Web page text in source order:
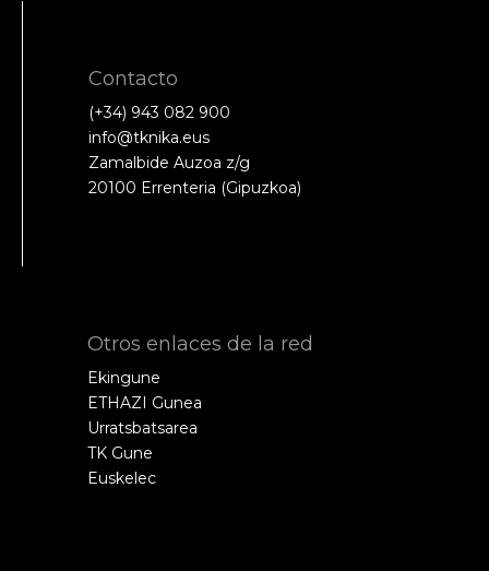
Contacto
(+34) 943 082 900
info@tknika.eus
Zamalbide Auzoa z/g
20100 Errenteria (Gipuzkoa)
Otros enlaces de la red
Ekingune
ETHAZI Gunea
Urratsbatsarea
TK Gune
Euskelec